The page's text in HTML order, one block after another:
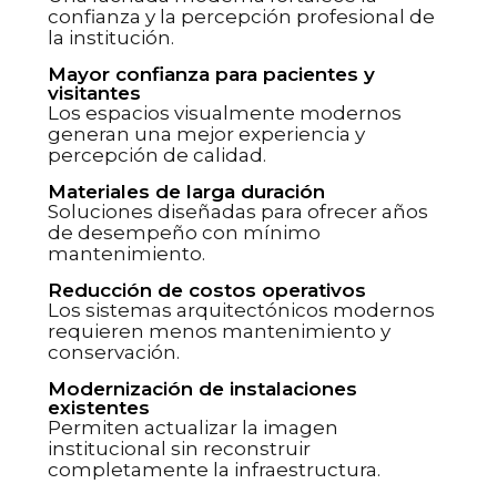
confianza y la percepción profesional de
la institución.
Mayor confianza para pacientes y
visitantes
Los espacios visualmente modernos
generan una mejor experiencia y
percepción de calidad.
Materiales de larga duración
Soluciones diseñadas para ofrecer años
de desempeño con mínimo
mantenimiento.
Reducción de costos operativos
Los sistemas arquitectónicos modernos
requieren menos mantenimiento y
conservación.
Modernización de instalaciones
existentes
Permiten actualizar la imagen
institucional sin reconstruir
completamente la infraestructura.